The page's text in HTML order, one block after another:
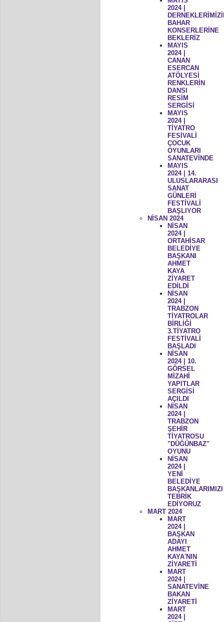
2024 |
BAHAR
KONSERLERİNE
BEKLERİZ
MAYIS
2024 |
CANAN
ESERCAN
ATÖLYESİ
RENKLERİN
DANSI
RESİM
SERGİSİ
MAYIS
2024 |
TİYATRO
FESİVALİ
ÇOCUK
OYUNLARI
SANATEVİNDE
MAYIS
2024 | 14.
ULUSLARARASI
SANAT
GÜNLERİ
FESTİVALİ
BAŞLIYOR
NİSAN 2024
NİSAN
2024 |
ORTAHİSAR
BELEDİYE
BAŞKANI
AHMET
KAYA
ZİYARET
EDİLDİ
NİSAN
2024 |
TRABZON
TİYATROLAR
BİRLİĞİ
3.TİYATRO
FESTİVALİ
BAŞLADI
NİSAN
2024 | 10.
GÖRSEL
MİZAHİ
YAPITLAR
SERGİSİ
AÇILDI
NİSAN
2024 |
TRABZON
ŞEHİR
TİYATROSU
"DÜĞÜNBAZ"
OYUNU
NİSAN
2024 |
YENİ
BELEDİYE
BAŞKANLARIMIZI
TEBRİK
EDİYORUZ
MART 2024
MART
2024 |
BAŞKAN
ADAYI
AHMET
KAYA'NIN
ZİYARETİ
MART
2024 |
SANATEVİNE
BAKAN
ZİYARETİ
MART
2024 |